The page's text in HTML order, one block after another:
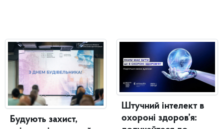
Будують захист,
Штучний інтелект в
охороні здоров’я: